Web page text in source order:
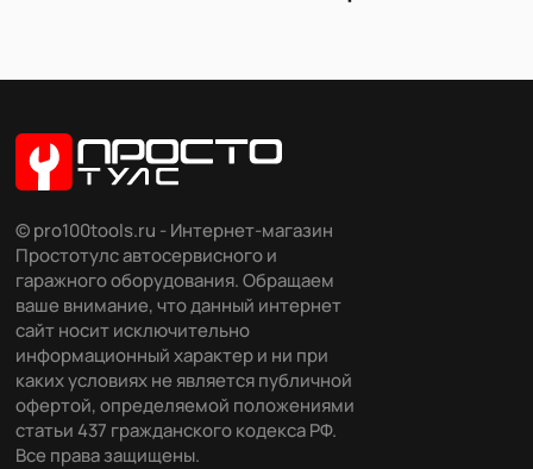
© pro100tools.ru - Интернет-магазин
Простотулс автосервисного и
гаражного оборудования. Обращаем
ваше внимание, что данный интернет
сайт носит исключительно
информационный характер и ни при
каких условиях не является публичной
офертой, определяемой положениями
статьи 437 гражданского кодекса РФ.
Все права защищены.